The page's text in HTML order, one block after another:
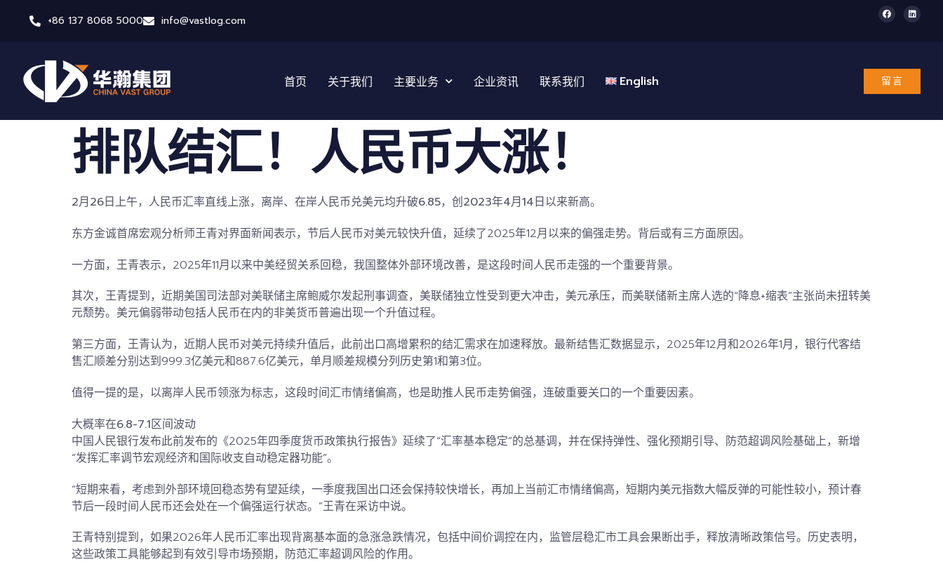
+86 137 8068 5000 info@vastlog.com
首页 关于我们 主要业务 企业资讯 联系我们 English 留言
排队结汇！人民币大涨！
2月26日上午，人民币汇率直线上涨， 离岸、在岸人民币兑美元均升破6.85，创2023年4月14日以来新高。
东方金诚首席宏观分析师王青对界面新闻表示，节后人民币对美元较快升值，延续了2025年12月以来的偏强走势。背后或有三方面原因。
一方面，王青表示，2025年11月以来中美经贸关系回稳，我国整体外部环境改善，是这段时间人民币走强的一个重要背景。
其次，王青提到，近期美国司法部对美联储主席鲍威尔发起刑事调查，美联储独立性受到更大冲击，美元承压，而美联储新主席人选的“降息+缩表”主张尚未扭转美
元颓势。美元偏弱带动包括人民币在内的非美货币普遍出现一个升值过程。
第三方面，王青认为，近期人民币对美元持续升值后，此前出口高增累积的结汇需求在加速释放。最新结售汇数据显示，2025年12月和2026年1月，银行代客结
售汇顺差分别达到999.3亿美元和887.6亿美元， 单月顺差规模分列历史第1和第3位。
值得一提的是，以离岸人民币领涨为标志，这段时间汇市情绪偏高，也是助推人民币走势偏强，连破重要关口的一个重要因素。
大概率在6.8-7.1区间波动
中国人民银行发布此前发布的《2025年四季度货币政策执行报告》延续了“汇率基本稳定”的总基调，并在保持弹性、强化预期引导、防范超调风险基础上，新增
“发挥汇率调节宏观经济和国际收支自动稳定器功能”。
“短期来看，考虑到外部环境回稳态势有望延续，一季度我国出口还会保持较快增长，再加上当前汇市情绪偏高，短期内美元指数大幅反弹的可能性较小，预计春
节后一段时间人民币还会处在一个偏强运行状态。”王青在采访中说。
王青特别提到，如果2026年人民币汇率出现背离基本面的急涨急跌情况，包括中间价调控在内，监管层稳汇市工具会果断出手，释放清晰政策信号。历史表明，
这些政策工具能够起到有效引导市场预期，防范汇率超调风险的作用。